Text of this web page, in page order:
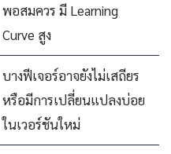
พอสมควร มี Learning
Curve สูง
บางฟีเจอร์อาจยังไม่เสถียร
หรือมีการเปลี่ยนแปลงบ่อย
ในเวอร์ชันใหม่